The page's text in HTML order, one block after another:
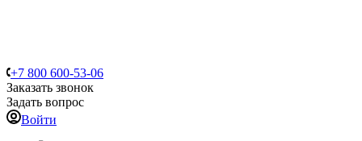
+7 800 600-53-06
Заказать звонок
Задать вопрос
Войти